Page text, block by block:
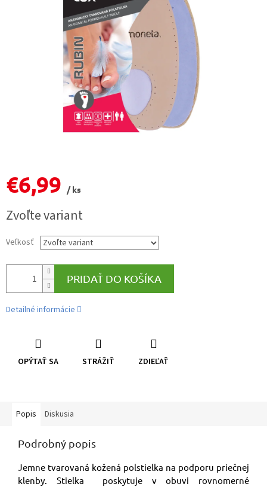
€6,99
/ ks
cena:
Zvoľte variant
Veľkosť
PRIDAŤ DO KOŠÍKA
Detailné informácie
OPÝTAŤ SA STRÁŽIŤ ZDIEĽAŤ
Popis Diskusia
Podrobný popis
Jemne tvarovaná kožená polstielka na podporu priečnej
klenby. Stielka poskytuje v obuvi rovnomerné